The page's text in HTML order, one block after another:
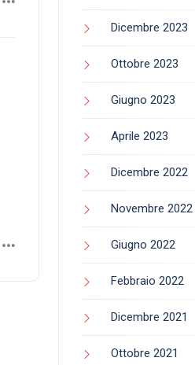
Dicembre 2023
Ottobre 2023
Giugno 2023
Aprile 2023
Dicembre 2022
Novembre 2022
Giugno 2022
Febbraio 2022
Dicembre 2021
Ottobre 2021